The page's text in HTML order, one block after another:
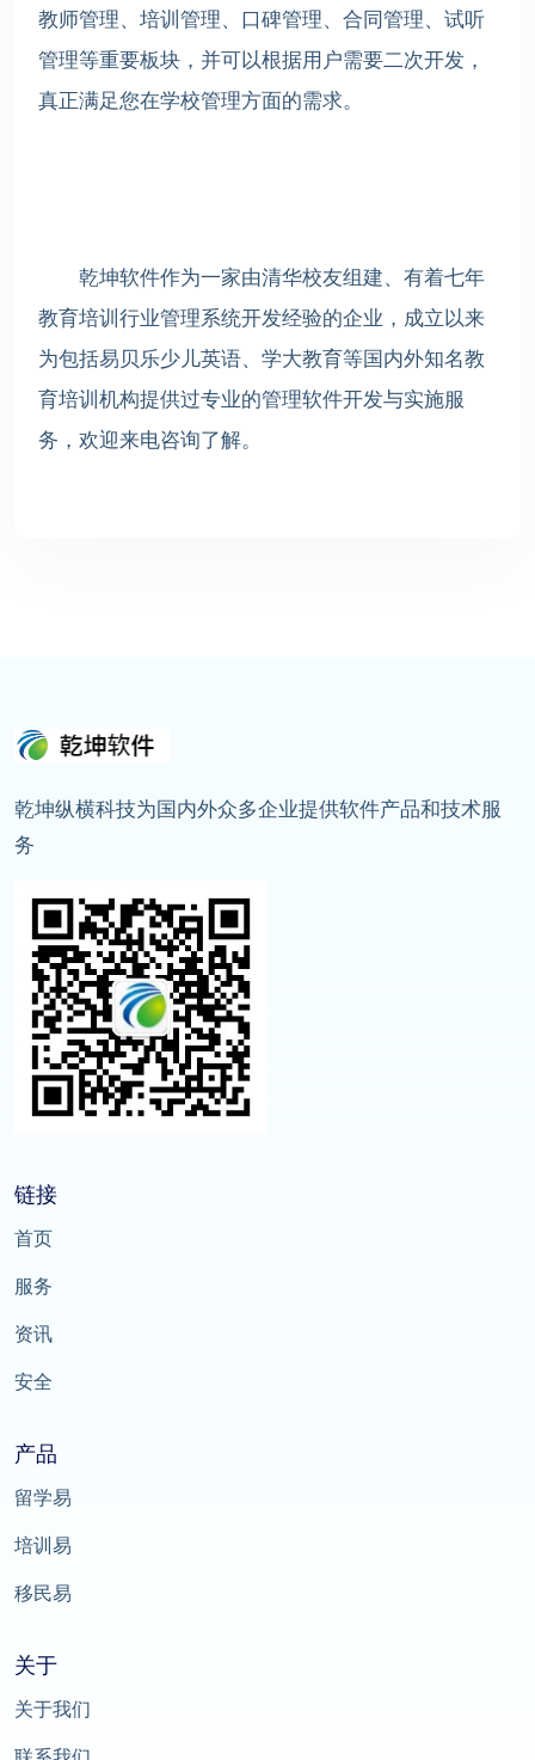
教师管理、培训管理、口碑管理、合同管理、试听
管理等重要板块，并可以根据用户需要二次开发，
真正满足您在学校管理方面的需求。
乾坤软件作为一家由清华校友组建、有着七年
教育培训行业管理系统开发经验的企业，成立以来
为包括易贝乐少儿英语、学大教育等国内外知名教
育培训机构提供过专业的管理软件开发与实施服
务，欢迎来电咨询了解。
乾坤纵横科技为国内外众多企业提供软件产品和技术服
务
链接
首页
服务
资讯
安全
产品
留学易
培训易
移民易
关于
关于我们